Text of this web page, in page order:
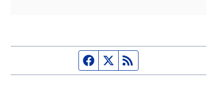
Página de Facebook
Fuente Twitter